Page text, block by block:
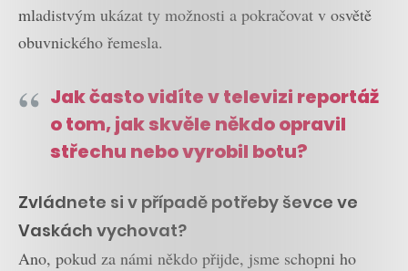
mladistvým ukázat ty možnosti a pokračovat v osvětě
obuvnického řemesla.
Jak často vidíte v televizi reportáž
o tom, jak skvěle někdo opravil
střechu nebo vyrobil botu?
Zvládnete si v případě potřeby ševce ve
Vaskách vychovat?
Ano, pokud za námi někdo přijde, jsme schopni ho